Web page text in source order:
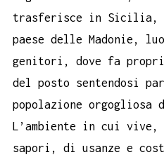
trasferisce in Sicilia, a
paese delle Madonie,
genitori, dove fa
del posto sentendosi
popolazione
L’ambiente in cui
sapori, di usanze e